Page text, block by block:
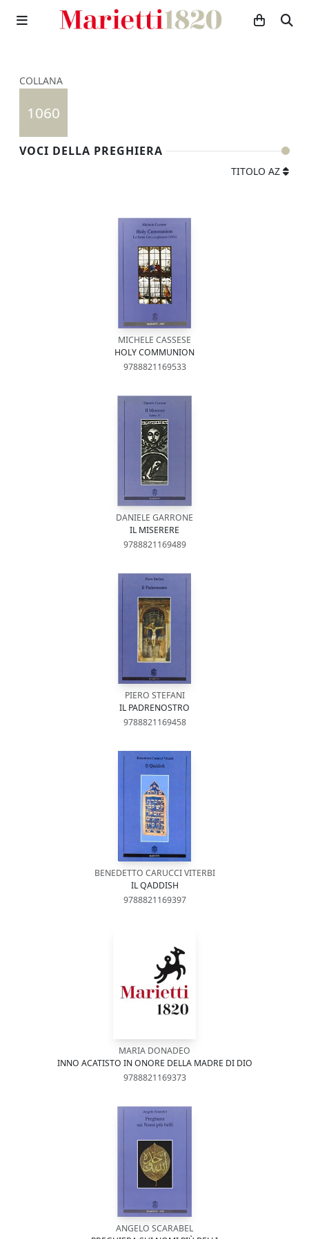
COLLANA
1060
VOCI DELLA PREGHIERA
TITOLO AZ
MICHELE CASSESE
HOLY COMMUNION
9788821169533
DANIELE GARRONE
IL MISERERE
9788821169489
PIERO STEFANI
IL PADRENOSTRO
9788821169458
BENEDETTO CARUCCI VITERBI
IL QADDISH
9788821169397
MARIA DONADEO
INNO ACATISTO IN ONORE DELLA MADRE DI DIO
9788821169373
ANGELO SCARABEL